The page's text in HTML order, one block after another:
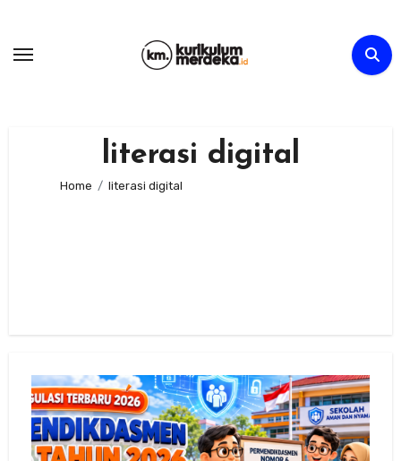
content
literasi digital
Home literasi digital